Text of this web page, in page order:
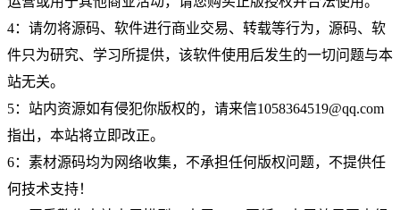
4：请勿将源码、软件进行商业交易、转载等行为，源码、软
件只为研究、学习所提供，该软件使用后发生的一切问题与本
站无关。
5：站内资源如有侵犯你版权的，请来信1058364519@qq.com
指出，本站将立即改正。
6：素材源码均为网络收集，不承担任何版权问题，不提供任
何技术支持！